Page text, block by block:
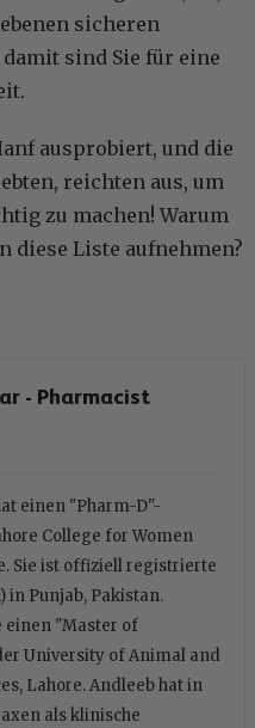
sicheren
sind Sie für eine
ausprobiert, und die
reichten aus, um
zu machen! Warum
diese Liste aufnehmen?
- Pharmacist
einen "Pharm-D"-
College for Women
Sie ist offiziell registrierte
in Punjab, Pakistan.
einen "Master of
University of Animal and
Lahore. Andleeb hat in
als klinische